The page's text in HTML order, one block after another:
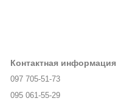
Контактная информация
097 705-51-73
095 061-55-29